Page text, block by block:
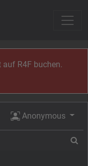
auf R4F buchen.
Anonymous